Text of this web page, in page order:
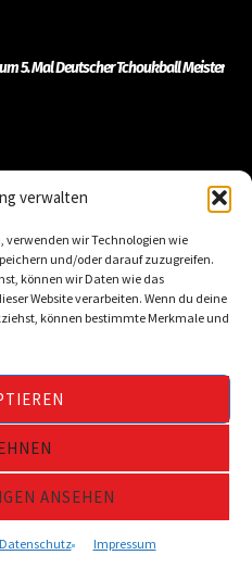
verwalten
verwenden wir Technologien wie
und/oder darauf zuzugreifen.
können wir Daten wie das
Website verarbeiten. Wenn du deine
können bestimmte Merkmale und
ANSEHEN
Datenschutz Impressum
5. Mal Deutscher Tchoukball Meister
uns: